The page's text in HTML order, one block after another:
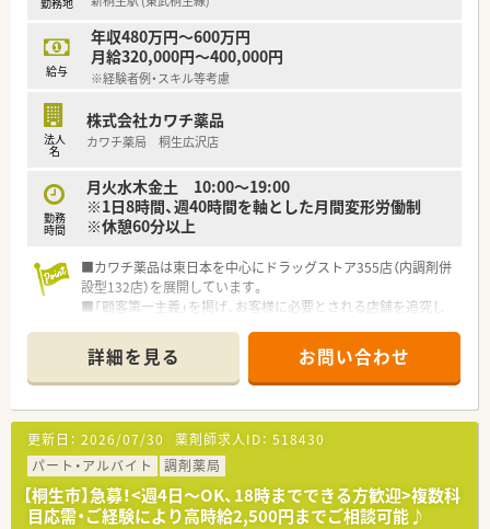
給与
年収480万円～600万円
月給320,000円～400,000円
※経験者例・スキル等考慮
法人
名
株式会社カワチ薬品
カワチ薬局 桐生広沢店
勤務
時間
月火水木金土 10:00～19:00
※1日8時間、週40時間を軸とした月間変形労働制
※休憩60分以上
■カワチ薬品は東日本を中心にドラッグストア355店（内調剤併
設型132店）を展開しています。
■「顧客第一主義」を掲げ、お客様に必要とされる店舗を追究し
■薬剤師の募集にあたって、自宅通勤のエリア社員と転居を伴う
異動があるナショナル社員の2コースに分かれています。
■勤務薬剤師だけでなく、薬局長や管理職、幹部候補としてのキ
ャリアビジョンも描ける環境です。
■調剤併設店舗でのご勤務の場合、薬剤師は調剤投薬業務が中心
となります。
■「地域の人々の健康を支えたい」という思いを大事にされてい
る方、ぜひご応募ください。
詳細を見る お問い合わせ
更新日： 2026/07/30 薬剤師求人ID： 518430
パート・アルバイト
調剤薬局
【桐生市】急募！<週4日～OK、18時までできる方歓迎>複数科
目応需・ご経験により高時給2,500円までご相談可能♪